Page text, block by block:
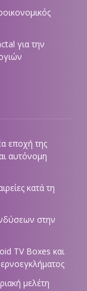
για την
εποχή της
αυτόνομη
κατά τη
στην
TV Boxes και
μελέτη